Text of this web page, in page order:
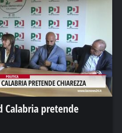
Calabria pretende